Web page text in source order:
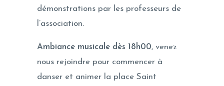
démonstrations par les professeurs de
l’association.
Ambiance musicale dès 18h00, venez
nous rejoindre pour commencer à
danser et animer la place Saint